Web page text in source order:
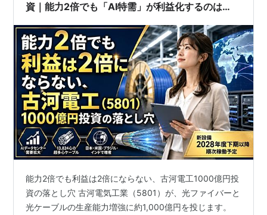
資｜能力2倍でも「AI特需」が利益化するのは
能力2倍でも利益は2倍にならない、古河電工1000億円投
資の落とし穴 古河電気工業（5801）が、光ファイバーと
光ケーブルの生産能力増強に約1,000億円を投じます。